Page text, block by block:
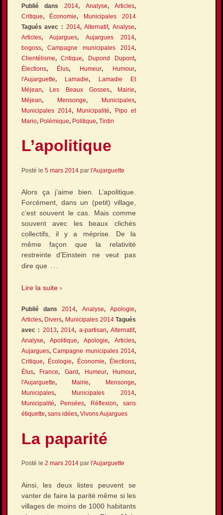
Publié dans 2014, Analyse,Articles,
Critique, Économie, Municipales 2014
Tagués avec : 2014,Alternatif,Analyse,
Articles,Aujargues,Aujargues 2014,
bogoss,Campagne municipales 2014,
Clientélisme,Critique, Dupond Dupont,
Élections, Élus, Humeur, Humour,
l'Aujarguette, Lamadie, Lamadie Et
Méjean, Les Beaux Gosses, Mairie,
Méjean, Mensonge, Municipales,
Municipales 2014, Municipalité, Pipo et
Mario, Polémique, Politique, Tintin
L’apolitique
Posté le 5 mars 2014par l'Aujarguette
Alors ça j’aime bien. L’apolitique.
Forcément, dans un (petit) village,
c’est souvent le cas. Mais comme
souvent avec les beaux clichés
collectifs, il y a méprise. De la
même façon que la relativité
restreinte d’Einstein ne veut pas
dire que …
Lire la suite ›
Publié dans2014, Analyse,Apologie,
Articles, Divers, Municipales 2014Tagués
avec : 2013,2014, a-partisan,Alternatif,
Analyse, Apolitique, Apologie,Articles,
Aujargues,Campagne municipales 2014,
Critique, Écologie, Économie, Élections,
Élus, France, Gard, Humeur, Humour,
l'Aujarguette, Mairie, Mensonge,
Municipales, Municipales 2014,
Municipalité, Pensées, Réflexion,sans
étiquette, sans idées, Vivons Aujargues
La paparité
Posté le 2 mars 2014par l'Aujarguette
Ainsi, les deux listes peuvent se
vanter de faire la parité même si les
villages de moins de 1000 habitants